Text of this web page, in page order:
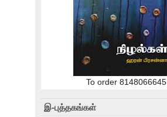
To order 8148066645
இ-புத்தகங்கள்